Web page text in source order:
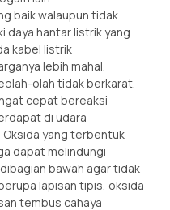
baik walaupun tidak
daya hantar listrik yang
kabel listrik
lebih mahal.
olah tidak berkarat.
cepat bereaksi
di udara
Oksida yang terbentuk
dapat melindungi
bawah agar tidak
lapisan tipis, oksida
tembus cahaya